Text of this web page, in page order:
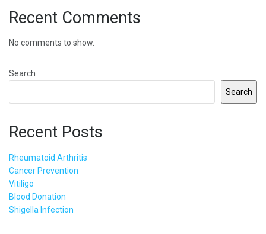
Recent Comments
No comments to show.
Search
Search
Recent Posts
Rheumatoid Arthritis
Cancer Prevention
Vitiligo
Blood Donation
Shigella Infection